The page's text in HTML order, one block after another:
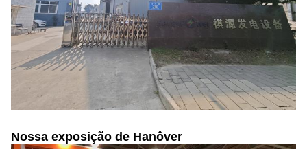
Nossa exposição de Hanôver